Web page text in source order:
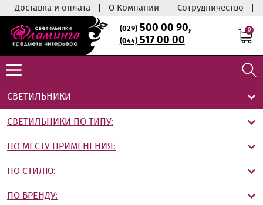
Доставка и оплата О Компании Сотрудничество
(029)500 00 90,
(044)517 00 00
0
СВЕТИЛЬНИКИ
СВЕТИЛЬНИКИ ПО ТИПУ:
ПО МЕСТУ ПРИМЕНЕНИЯ:
ПО СТИЛЮ:
ПО БРЕНДУ: